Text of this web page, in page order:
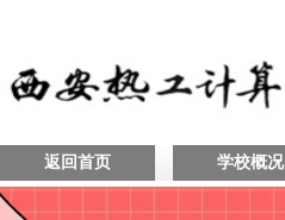
返回首页 学校概况